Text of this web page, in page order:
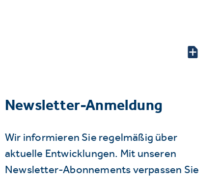
Newsletter-Anmeldung
Wir informieren Sie regelmäßig über
aktuelle Entwicklungen. Mit unseren
Newsletter-Abonnements verpassen Sie